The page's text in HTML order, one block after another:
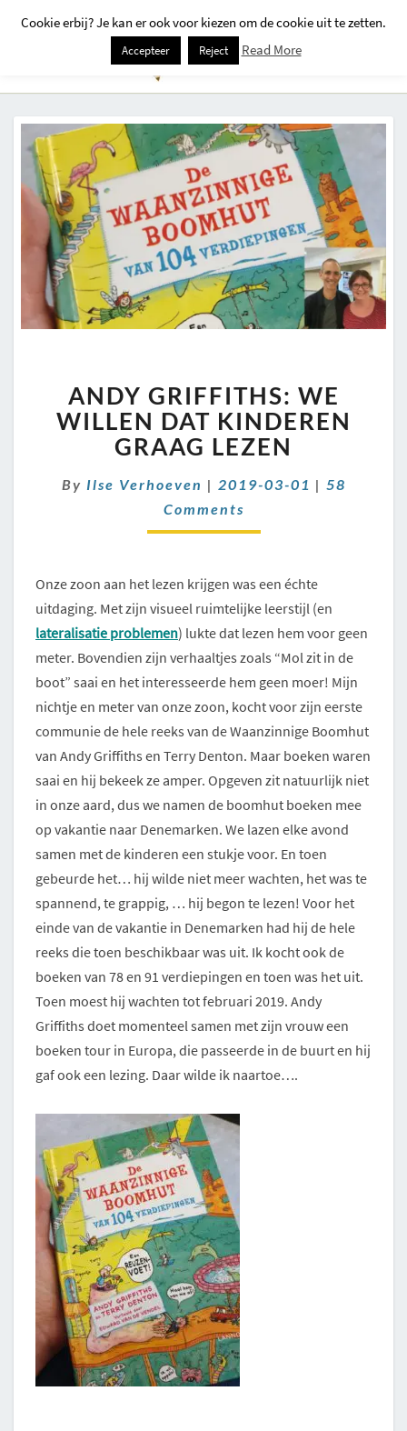
GRIFFITHS:
WE
WILLEN
DAT
GRAAG
LEZEN
ANDY GRIFFITHS: WE
WILLEN DAT KINDEREN
GRAAG LEZEN
By Ilse Verhoeven | 2019-03-01 | Comments
58
Comments
Onze zoon aan het lezen krijgen was een échte
uitdaging. Met zijn visueel ruimtelijke leerstijl (en
lateralisatie problemen) lukte dat lezen hem voor geen
meter. Bovendien zijn verhaaltjes zoals “Mol zit in de
boot” saai en het interesseerde hem geen moer! Mijn
nichtje en meter van onze zoon, kocht voor zijn eerste
communie de hele reeks van de Waanzinnige Boomhut
van Andy Griffiths en Terry Denton. Maar boeken waren
saai en hij bekeek ze amper. Opgeven zit natuurlijk niet
in onze aard, dus we namen de boomhut boeken mee
op vakantie naar Denemarken. We lazen elke avond
samen met de kinderen een stukje voor. En toen
gebeurde het… hij wilde niet meer wachten, het was te
spannend, te grappig, … hij begon te lezen! Voor het
einde van de vakantie in Denemarken had hij de hele
reeks die toen beschikbaar was uit. Ik kocht ook de
boeken van 78 en 91 verdiepingen en toen was het uit.
Toen moest hij wachten tot februari 2019. Andy
Griffiths doet momenteel samen met zijn vrouw een
boeken tour in Europa, die passeerde in de buurt en hij
gaf ook een lezing. Daar wilde ik naartoe….
Cookie erbij? Je kan er ook voor kiezen om de cookie uit te zetten.
Accepteer Reject Read More